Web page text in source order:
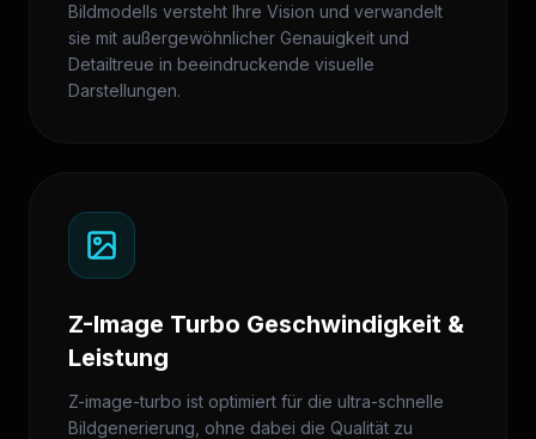
Bildmodells versteht Ihre Vision und verwandelt
sie mit außergewöhnlicher Genauigkeit und
Detailtreue in beeindruckende visuelle
Darstellungen.
Z-Image Turbo Geschwindigkeit &
Leistung
Z-image-turbo ist optimiert für die ultra-schnelle
Bildgenerierung, ohne dabei die Qualität zu